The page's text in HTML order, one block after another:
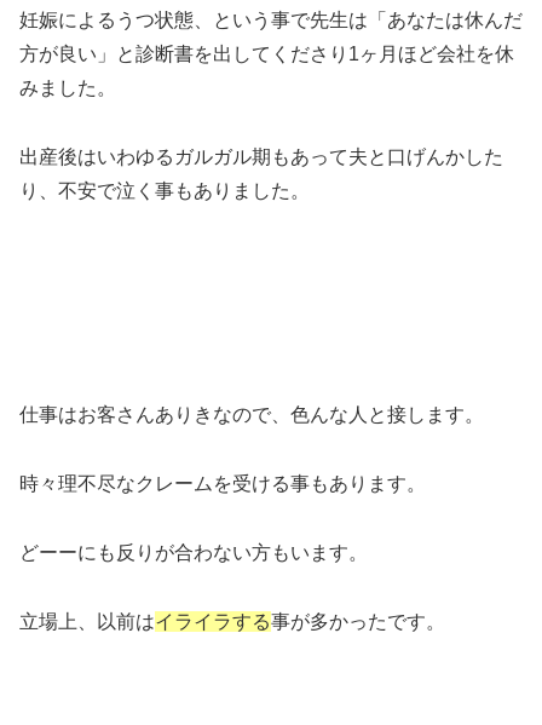
妊娠によるうつ状態、という事で先生は「あなたは休んだ
方が良い」と診断書を出してくださり1ヶ月ほど会社を休
みました。
出産後はいわゆるガルガル期もあって夫と口げんかした
り、不安で泣く事もありました。
仕事はお客さんありきなので、色んな人と接します。
時々理不尽なクレームを受ける事もあります。
どーーにも反りが合わない方もいます。
立場上、以前はイライラする事が多かったです。